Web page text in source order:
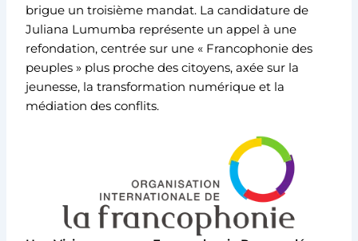
brigue un troisième mandat. La candidature de
Juliana Lumumba représente un appel à une
refondation, centrée sur une « Francophonie des
peuples » plus proche des citoyens, axée sur la
jeunesse, la transformation numérique et la
médiation des conflits.